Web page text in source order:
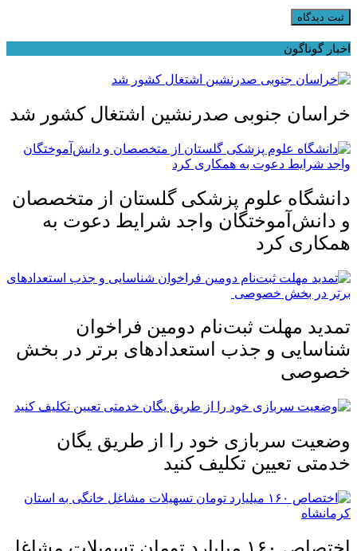
ثبت دیدگاه
اخبار گوناگون
خراسان جنوبی صدرنشین اشتغال کشور شد
دانشگاه علوم پزشکی گلستان از متخصصان
و دانش‌آموختگان واجد شرایط دعوت به
همکاری کرد
تمدید مهلت ثبت‌نام دومین فراخوان
شناسایی و جذب استعدادهای برتر در بخش
خصوصی
وضعیت سربازی خود را از طریق یگان
خدمتی تعیین تکلیف کنید